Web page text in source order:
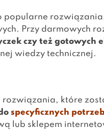
popularne
Przy darmowych
czy też gotowych
wiedzy technicznej.
które
specyficznych
lub sklepem